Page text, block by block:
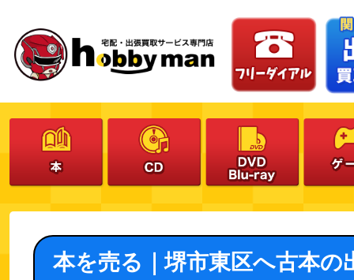
本を売る｜堺市東区へ古本の